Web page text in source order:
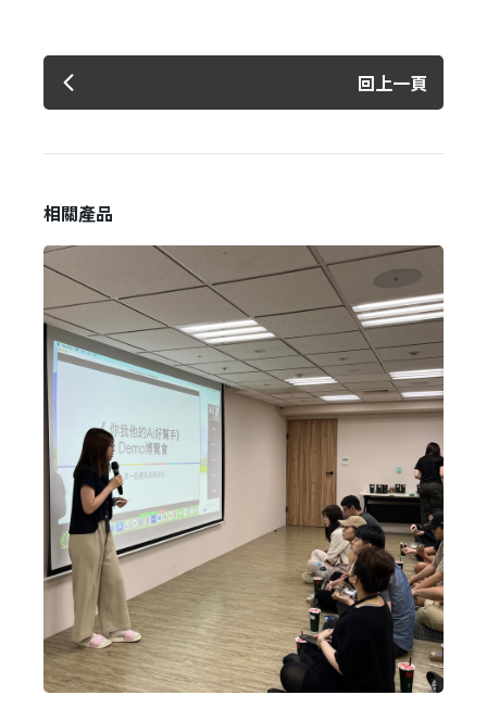
回上一頁
相關產品